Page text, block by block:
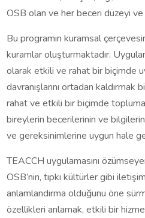
OSB olan ve her beceri düzeyi ve
Bu programın kuramsal
kuramlar oluşturmaktadır.
olarak etkili ve rahat bir biçimde
davranışlarını ortadan
rahat ve etkili bir biçimde
bireylerin becerilerinin ve
ve gereksinimlerine uygun hale
TEACCH uygulamasını
OSB’nin, tıpkı kültürler gibi
anlamlandırma olduğunu öne
özellikleri anlamak, etkili bir